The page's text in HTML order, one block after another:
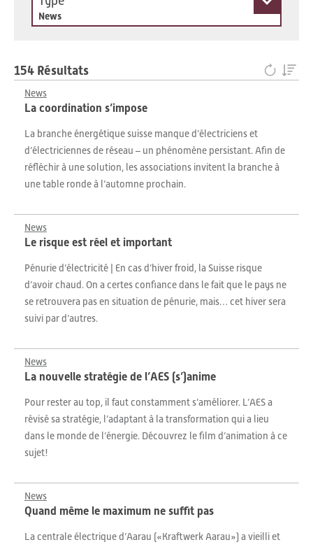
News
154 Résultats
News
La coordination s’impose
La branche énergétique suisse manque d’électriciens et
d’électriciennes de réseau – un phénomène persistant. Afin de
réfléchir à une solution, les associations invitent la branche à
une table ronde à l’automne prochain.
News
Le risque est réel et important
Pénurie d’électricité | En cas d’hiver froid, la Suisse risque
d’avoir chaud. On a certes confiance dans le fait que le pays ne
se retrouvera pas en situation de pénurie, mais… cet hiver sera
suivi par d’autres.
News
La nouvelle stratégie de l’AES (s’)anime
Pour rester au top, il faut constamment s’améliorer. L’AES a
révisé sa stratégie, l’adaptant à la transformation qui a lieu
dans le monde de l’énergie. Découvrez le film d’animation à ce
sujet!
News
Quand même le maximum ne suffit pas
La centrale électrique d’Aarau («Kraftwerk Aarau») a vieilli et